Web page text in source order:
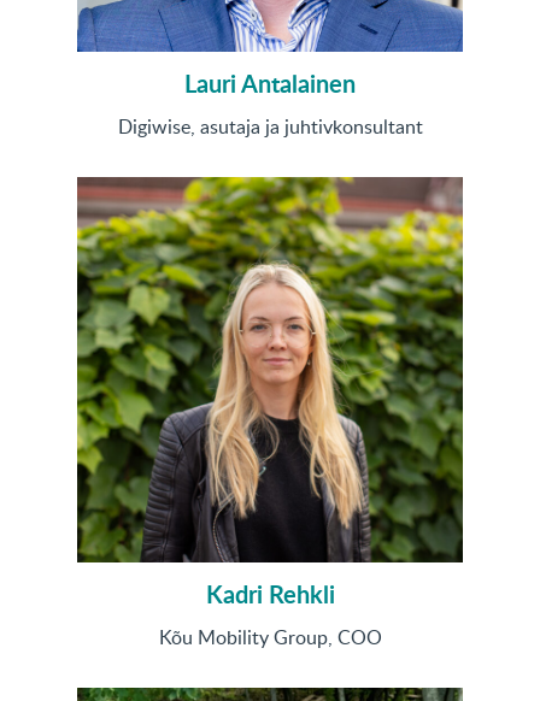
Lauri Antalainen
Digiwise, asutaja ja juhtivkonsultant
Kadri Rehkli
Kõu Mobility Group, COO